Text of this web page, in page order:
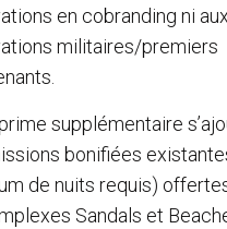
en cobranding ni aux
militaires/premiers
supplémentaire
bonifiées
de nuits requis)
Sandals et